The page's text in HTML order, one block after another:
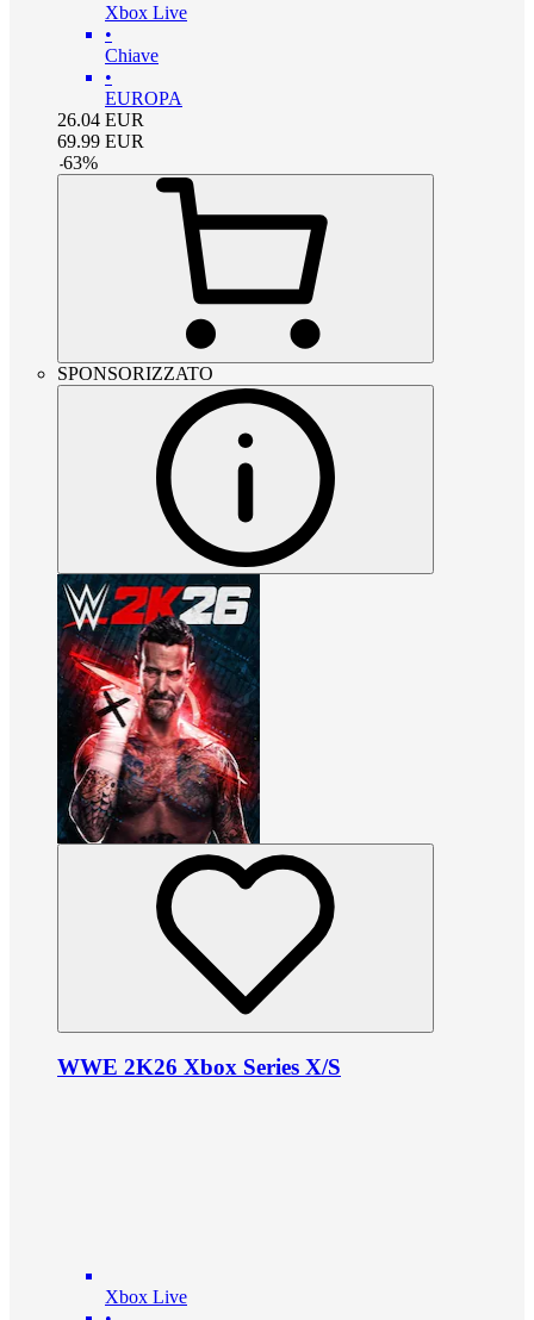
Xbox Live
•
Chiave
•
EUROPA
26.04 EUR
69.99 EUR
-63%
SPONSORIZZATO
WWE 2K26 Xbox Series X/S
Xbox Live